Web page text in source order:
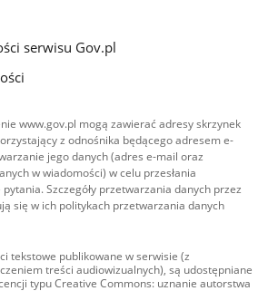
serwisu Gov.pl
www.gov.pl mogą zawierać adresy skrzynek
z odnośnika będącego adresem e-
jego danych (adres e-mail oraz
w wiadomości) w celu przesłania
Szczegóły przetwarzania danych przez
się w ich politykach przetwarzania danych
tekstowe publikowane w serwisie (z
treści audiowizualnych), są udostępniane
typu Creative Commons: uznanie autorstwa